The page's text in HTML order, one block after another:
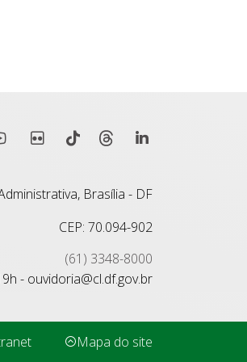
Brasília - DF
CEP: 70.094-902
(61) 3348-8000
- ouvidoria@cl.df.gov.br
Mapa do site